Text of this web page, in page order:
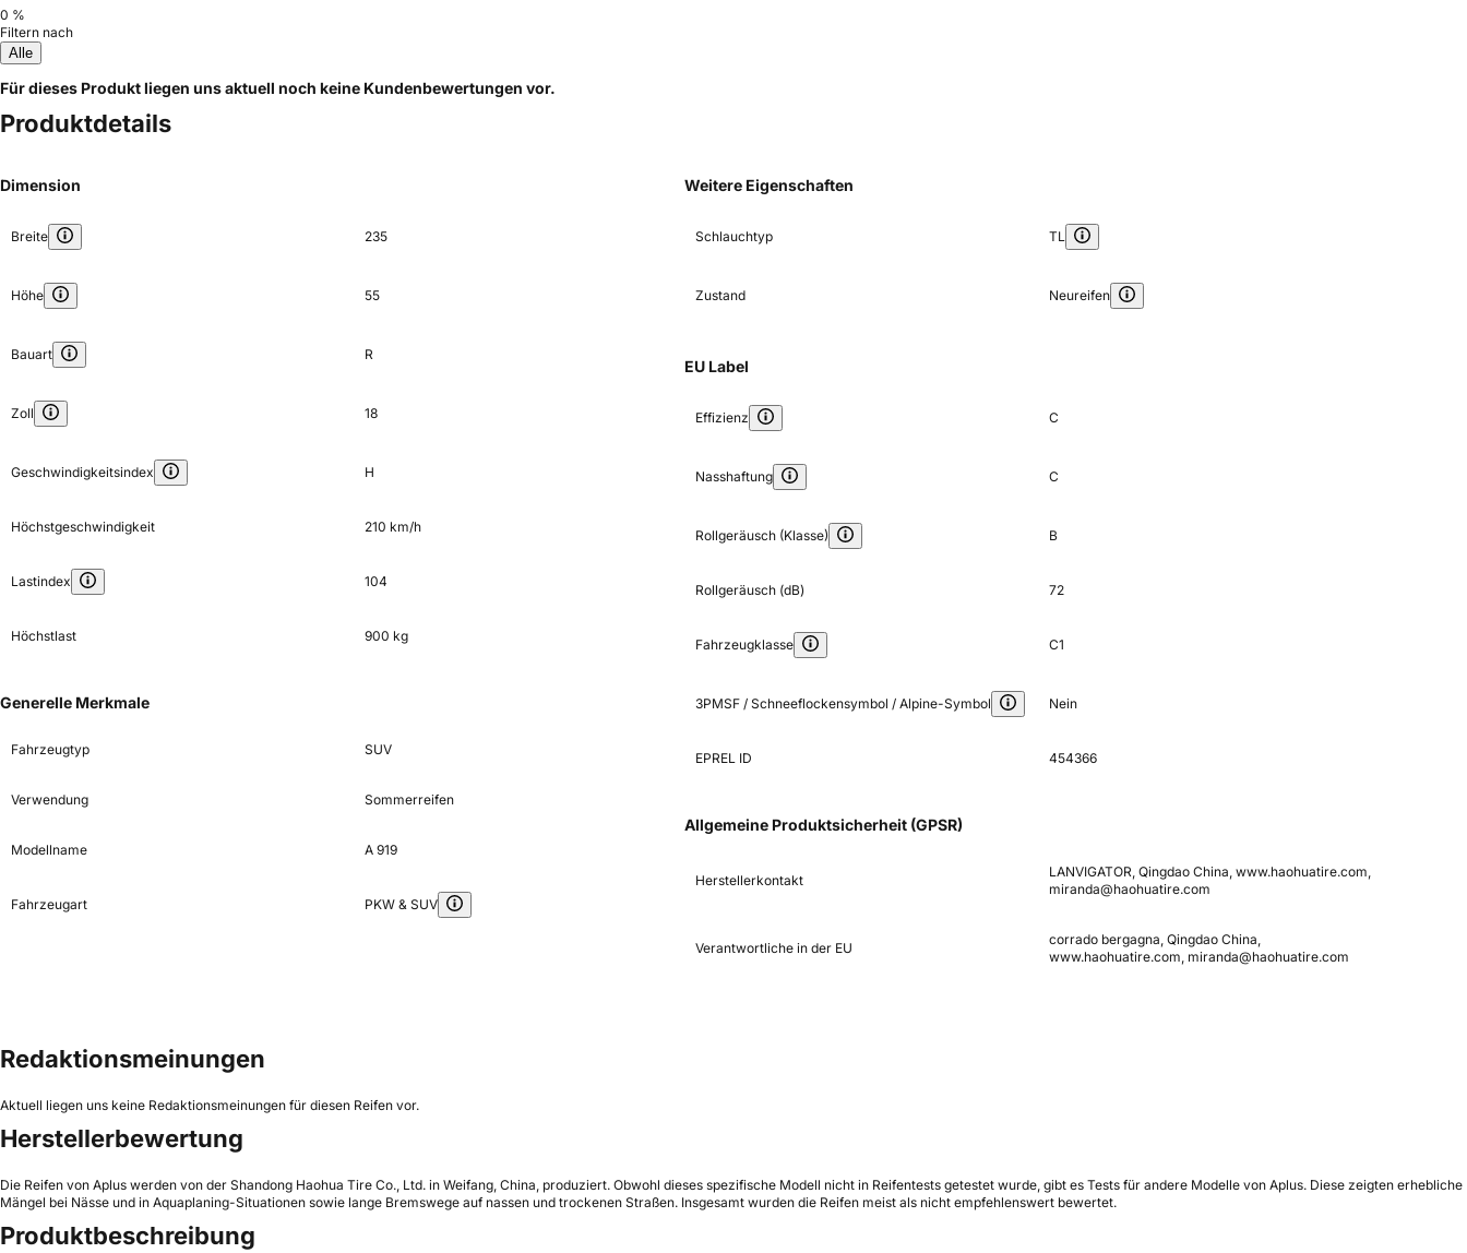
0 %
Filtern nach
Alle
Für dieses Produkt liegen uns aktuell noch keine Kundenbewertungen vor.
Produktdetails
Dimension
Breite 235
Höhe 55
Bauart R
Zoll 18
Geschwindigkeitsindex H
Höchstgeschwindigkeit 210 km/h
Lastindex 104
Höchstlast 900 kg
Generelle Merkmale
Fahrzeugtyp SUV
Verwendung Sommerreifen
Modellname A 919
Fahrzeugart PKW & SUV
Weitere Eigenschaften
Schlauchtyp TL
Zustand Neureifen
EU Label
Effizienz C
Nasshaftung C
Rollgeräusch (Klasse) B
Rollgeräusch (dB) 72
Fahrzeugklasse C1
3PMSF / Schneeflockensymbol / Alpine-Symbol Nein
EPREL ID 454366
Allgemeine Produktsicherheit (GPSR)
Herstellerkontakt
LANVIGATOR, Qingdao China, www.haohuatire.com,
miranda@haohuatire.com
Verantwortliche in der EU
corrado bergagna, Qingdao China,
www.haohuatire.com, miranda@haohuatire.com
Redaktionsmeinungen
Aktuell liegen uns keine Redaktionsmeinungen für diesen Reifen vor.
Herstellerbewertung
Die Reifen von Aplus werden von der Shandong Haohua Tire Co., Ltd. in Weifang, China, produziert. Obwohl dieses spezifische Modell nicht in Reifentests getestet wurde, gibt es Tests für andere Modelle von Aplus. Diese zeigten erhebliche
Mängel bei Nässe und in Aquaplaning-Situationen sowie lange Bremswege auf nassen und trockenen Straßen. Insgesamt wurden die Reifen meist als nicht empfehlenswert bewertet.
Produktbeschreibung